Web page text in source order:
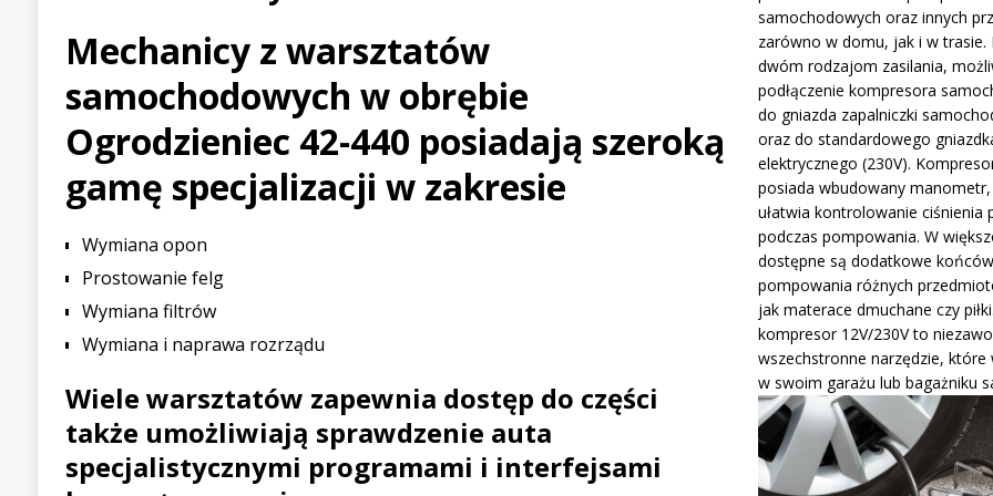
Palou wygrywa IndyCar w Nashville i ucieka w mistrzostwach
WIADOMOŚCI
WYŚCIGOWE
[ 30 lipca 2026 ]
Kia Sportage – osiągi, wersje silnikowe i pierwsze wrażenia z jazdy testowej
PIERWSZE JAZDY
Mechanicy z warsztatów
samochodowych w obrębie
Ogrodzieniec 42-440 posiadają szeroką
gamę specjalizacji w zakresie
Wymiana opon
Prostowanie felg
Wymiana filtrów
Wymiana i naprawa rozrządu
Wiele warsztatów zapewnia dostęp do części
także umożliwiają sprawdzenie auta
specjalistycznymi programami i interfejsami
samochodowych oraz innych
zarówno w domu, jak i w trasie.
dwóm rodzajom zasilania,
podłączenie kompresora
do gniazda zapalniczki
oraz do standardowego
elektrycznego (230V).
posiada wbudowany
ułatwia kontrolowanie ciśnienia
podczas pompowania. W
dostępne są dodatkowe
pompowania różnych
jak materace dmuchane czy
kompresor 12V/230V to
wszechstronne narzędzie,
w swoim garażu lub bagażniku